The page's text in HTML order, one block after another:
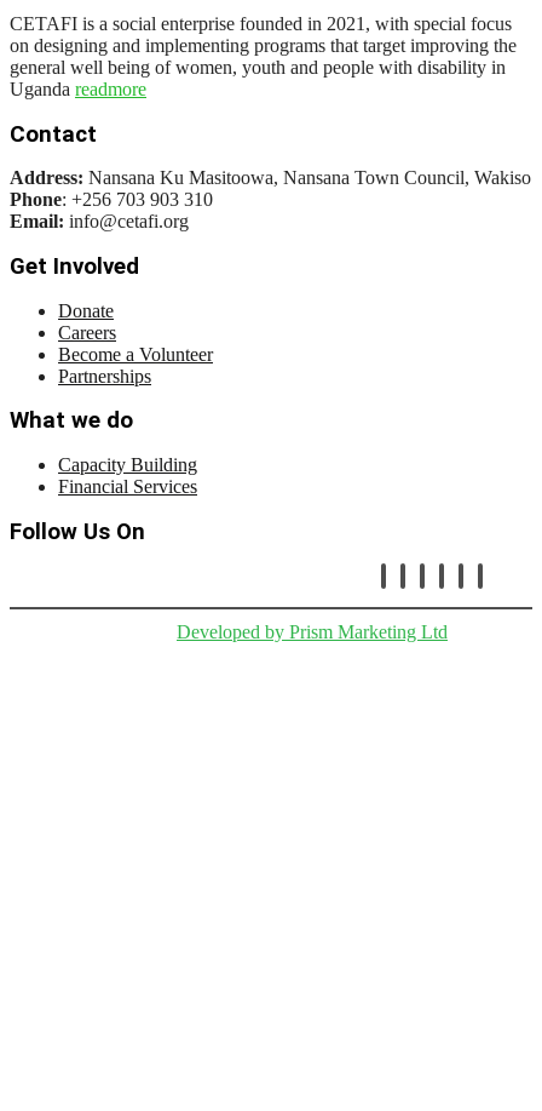
CETAFI is a social enterprise founded in 2021, with special focus
on designing and implementing programs that target improving the
general well being of women, youth and people with disability in
Uganda readmore
Contact
Address: Nansana Ku Masitoowa, Nansana Town Council, Wakiso
Phone: +256 703 903 310
Email: info@cetafi.org
Get Involved
Donate
Careers
Become a Volunteer
Partnerships
What we do
Capacity Building
Financial Services
Follow Us On
Developed by Prism Marketing Ltd